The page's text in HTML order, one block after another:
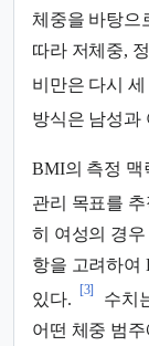
체중을 바탕으
따라 저체중,
비만은 다시
방식은 남성과
BMI의 측정 맥
관리 목표를
히 여성의 경
항을 고려하여
있다.
[3]
수치
어떤 체중 범